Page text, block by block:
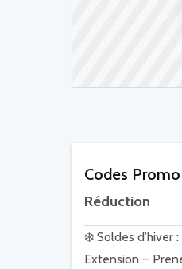
Codes
Réduction
❄️ Soldes d’hiver
Extension –